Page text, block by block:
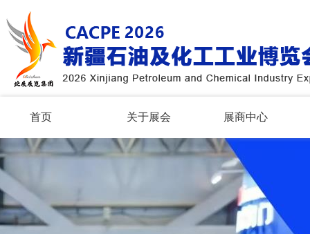
首页 关于展会 展商中心